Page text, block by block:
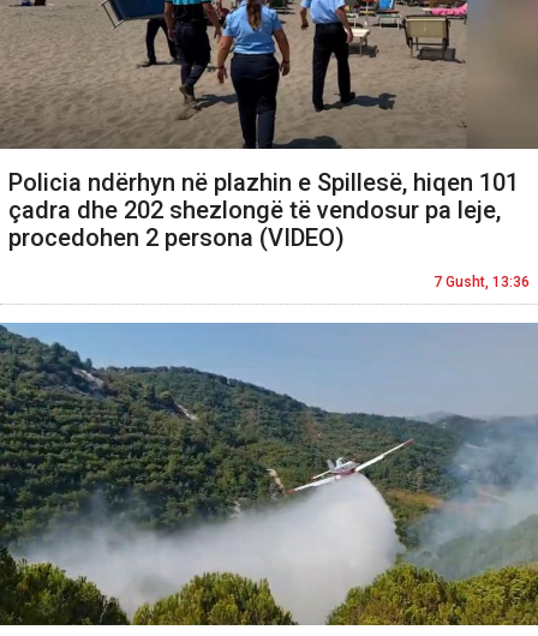
Policia ndërhyn në plazhin e Spillesë, hiqen 101
çadra dhe 202 shezlongë të vendosur pa leje,
procedohen 2 persona (VIDEO)
7 Gusht, 13:36